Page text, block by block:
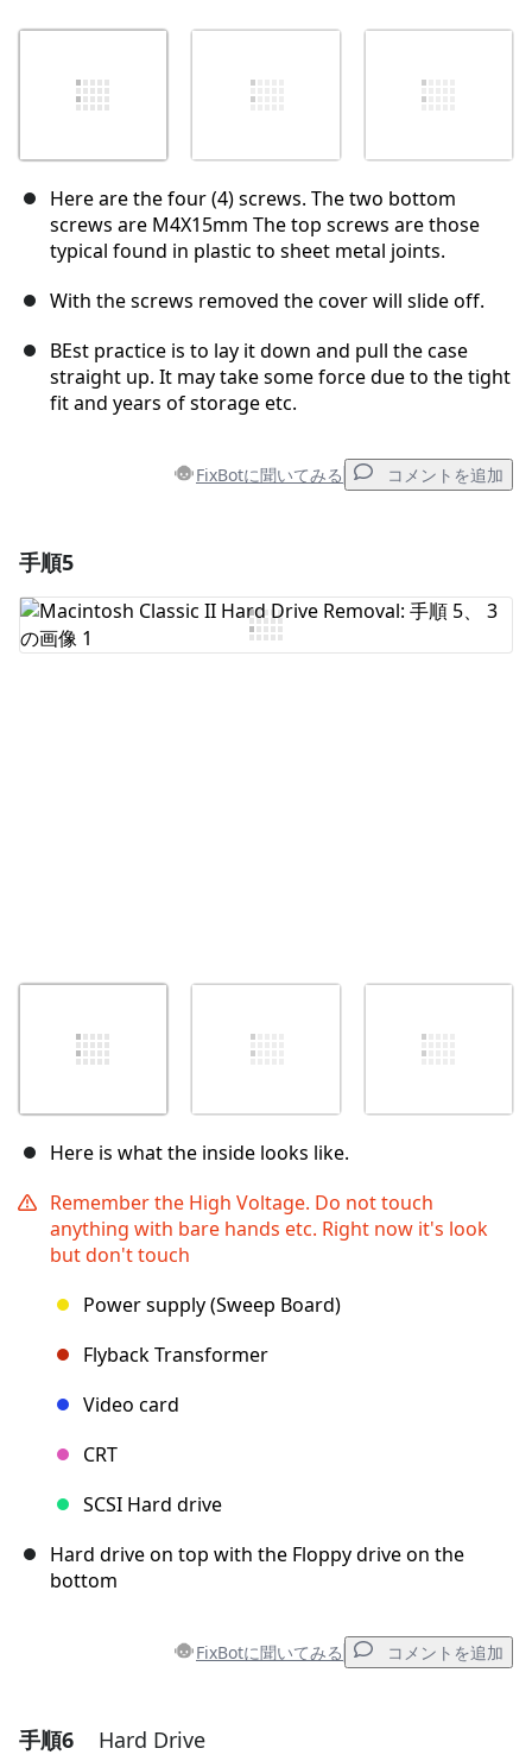
Here are the four (4) screws. The two bottom
screws are M4X15mm The top screws are those
typical found in plastic to sheet metal joints.
With the screws removed the cover will slide off.
BEst practice is to lay it down and pull the case
straight up. It may take some force due to the tight
fit and years of storage etc.
FixBotに聞いてみる コメントを追加
コメントを追加
手順5
Here is what the inside looks like.
Remember the High Voltage. Do not touch
anything with bare hands etc. Right now it's look
but don't touch
Power supply (Sweep Board)
Flyback Transformer
Video card
CRT
SCSI Hard drive
Hard drive on top with the Floppy drive on the
bottom
FixBotに聞いてみる コメントを追加
手順6 Hard Drive